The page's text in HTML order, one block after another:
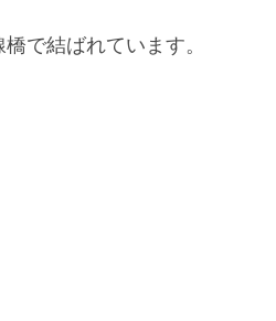
で結ばれています。